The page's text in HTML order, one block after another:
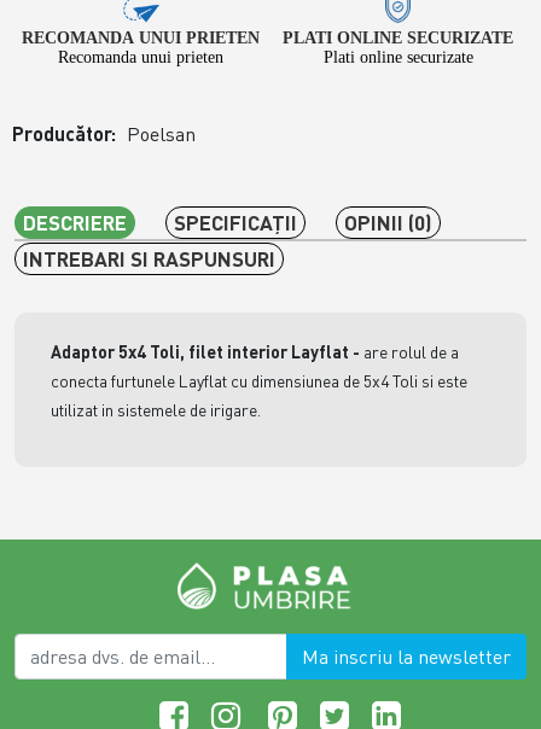
RECOMANDA UNUI PRIETEN
Recomanda unui prieten
PLATI ONLINE SECURIZATE
Plati online securizate
Producător: Poelsan
DESCRIERE SPECIFICAŢII
OPINII (0)
INTREBARI SI RASPUNSURI
Adaptor 5x4 Toli, filet interior Layflat - are rolul de a
conecta furtunele Layflat cu dimensiunea de 5x4 Toli si este
utilizat in sistemele de irigare.
Ma inscriu la newsletter